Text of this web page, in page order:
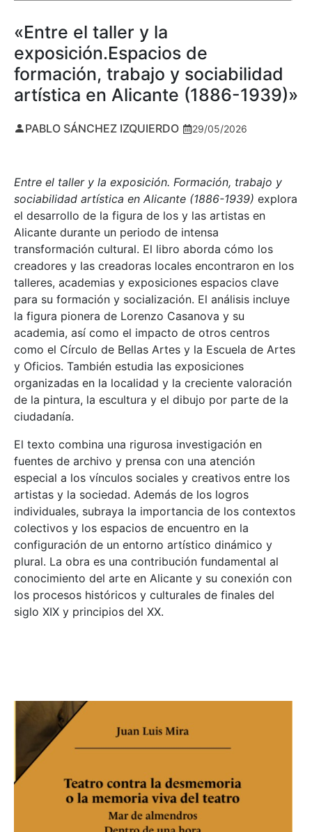
«Entre el taller y la
exposición.Espacios de
formación, trabajo y sociabilidad
artística en Alicante (1886-1939)»
PABLO SÁNCHEZ IZQUIERDO 29/05/2026
Entre el taller y la exposición. Formación, trabajo y
sociabilidad artística en Alicante (1886-1939) explora
el desarrollo de la figura de los y las artistas en
Alicante durante un periodo de intensa
transformación cultural. El libro aborda cómo los
creadores y las creadoras locales encontraron en los
talleres, academias y exposiciones espacios clave
para su formación y socialización. El análisis incluye
la figura pionera de Lorenzo Casanova y su
academia, así como el impacto de otros centros
como el Círculo de Bellas Artes y la Escuela de Artes
y Oficios. También estudia las exposiciones
organizadas en la localidad y la creciente valoración
de la pintura, la escultura y el dibujo por parte de la
ciudadanía.
El texto combina una rigurosa investigación en
fuentes de archivo y prensa con una atención
especial a los vínculos sociales y creativos entre los
artistas y la sociedad. Además de los logros
individuales, subraya la importancia de los contextos
colectivos y los espacios de encuentro en la
configuración de un entorno artístico dinámico y
plural. La obra es una contribución fundamental al
conocimiento del arte en Alicante y su conexión con
los procesos históricos y culturales de finales del
siglo XIX y principios del XX.